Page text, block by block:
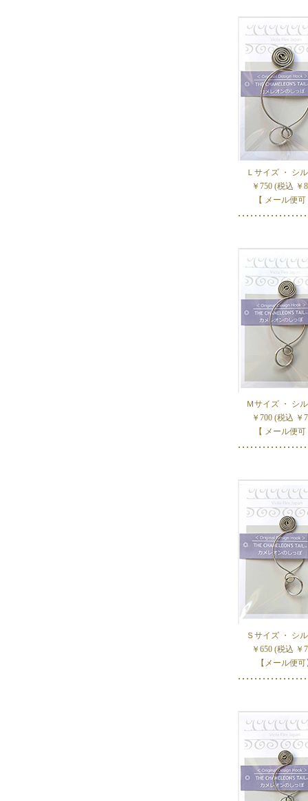
Ｌサイズ ・ シ
￥750 (税込 ￥
【 メール便可
Ｍサイズ ・ シ
￥700 (税込 ￥
【 メール便可
Ｓサイズ ・ シ
￥650 (税込 ￥
【メール便可